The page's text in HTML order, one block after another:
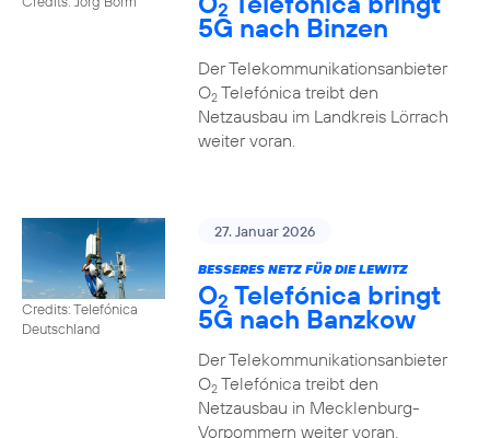
2
5G nach Binzen
Der Telekommunikationsanbieter
O2Telefónica treibt den
Netzausbau im Landkreis Lörrach
weiter voran.
Credits: Telefónica
Deutschland
27. Januar 2026
BESSERES NETZ FÜR DIE LEWITZ
O2 Telefónica bringt
5G nach Banzkow
Der Telekommunikationsanbieter
O2Telefónica treibt den
Netzausbau in Mecklenburg-
Vorpommern weiter voran.